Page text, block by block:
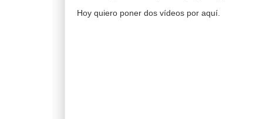
Hoy quiero poner dos vídeos por aquí.